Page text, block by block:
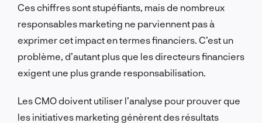
Ces chiffres sont stupéfiants, mais de nombreux
responsables marketing ne parviennent pas à
exprimer cet impact en termes financiers. C’est un
problème, d’autant plus que les directeurs financiers
exigent une plus grande responsabilisation.
Les CMO doivent utiliser l’analyse pour prouver que
les initiatives marketing génèrent des résultats